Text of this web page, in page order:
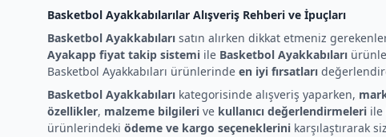
Basketbol Ayakkabılarılar Alışveriş Rehberi ve İpuçları
Basketbol Ayakkabıları satın alırken dikkat etmeniz
Ayakapp fiyat takip sistemi ile Basketbol Ayakkabıları
Basketbol Ayakkabıları ürünlerinde en iyi fırsatları
Basketbol Ayakkabıları kategorisinde alışveriş yaparken,
özellikler, malzeme bilgileri ve kullanıcı değerlendirmeleri ile
ürünlerindeki ödeme ve kargo seçeneklerini karşılaştırarak